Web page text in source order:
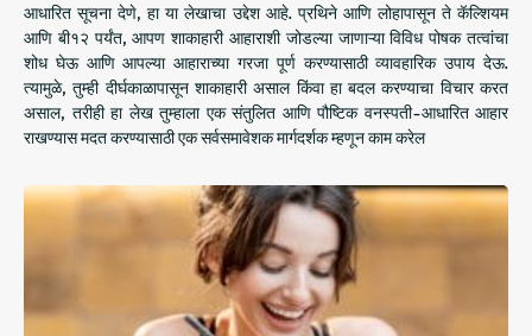
आधारित सूचना देणे, हा या लेखाचा उद्देश आहे. प्रथिने आणि लोहापासून ते कॅल्शियम
आणि बी१२ पर्यंत, आपण शाकाहारी आहाराशी जोडल्या जाणाऱ्या विविध पोषक तत्वांचा
शोध घेऊ आणि आपल्या आहाराच्या गरजा पूर्ण करण्यासाठी व्यावहारिक उपाय देऊ.
त्यामुळे, तुम्ही दीर्घकाळापासून शाकाहारी असाल किंवा हा बदल करण्याचा विचार करत
असाल, तरीही हा लेख तुम्हाला एक संतुलित आणि पौष्टिक वनस्पती-आधारित आहार
राखण्यास मदत करण्यासाठी एक सर्वसमावेशक मार्गदर्शक म्हणून काम करेल